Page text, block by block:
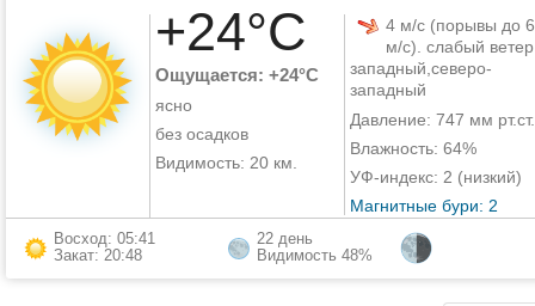
+24°C
Ощущается: +24°C
ясно
без осадков
Видимость: 20 км.
4 м/с (порывы до 6
м/с). слабый
западный,северо-
западный
Давление: 747 мм рт.ст.
Влажность: 64%
УФ-индекс: 2 (низкий)
Магнитные бури: 2
Восход: 05:41
Закат: 20:48
22 день
Видимость 48%